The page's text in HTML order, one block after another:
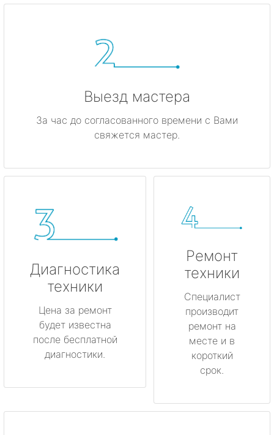
Выезд мастера
За час до согласованного времени с Вами
свяжется мастер.
Диагностика
техники
Цена за ремонт
будет известна
после бесплатной
диагностики.
Ремонт
техники
Специалист
производит
ремонт на
месте и в
короткий
срок.